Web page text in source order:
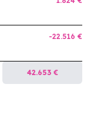
-22.516 €
42.653 €